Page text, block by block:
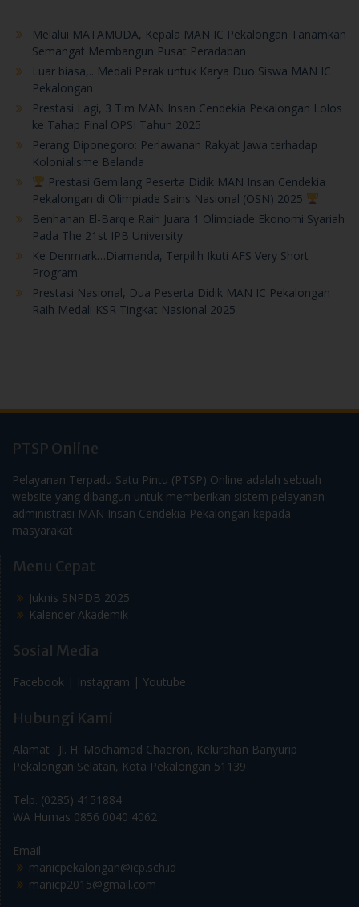
Melalui MATAMUDA, Kepala MAN IC Pekalongan Tanamkan
Semangat Membangun Pusat Peradaban
Luar biasa,.. Medali Perak untuk Karya Duo Siswa MAN IC
Pekalongan
Prestasi Lagi, 3 Tim MAN Insan Cendekia Pekalongan Lolos
ke Tahap Final OPSI Tahun 2025
Perang Diponegoro: Perlawanan Rakyat Jawa terhadap
Kolonialisme Belanda
Prestasi Gemilang Peserta Didik MAN Insan Cendekia
Pekalongan di Olimpiade Sains Nasional (OSN) 2025
Benhanan El-Barqie Raih Juara 1 Olimpiade Ekonomi Syariah
Pada The 21st IPB University
Ke Denmark…Diamanda, Terpilih Ikuti AFS Very Short
Program
Prestasi Nasional, Dua Peserta Didik MAN IC Pekalongan
Raih Medali KSR Tingkat Nasional 2025
PTSP Online
Pelayanan Terpadu Satu Pintu (PTSP) Online adalah sebuah
website yang dibangun untuk memberikan sistem pelayanan
administrasi MAN Insan Cendekia Pekalongan kepada
masyarakat
Menu Cepat
Juknis SNPDB 2025
Kalender Akademik
Sosial Media
Facebook | Instagram | Youtube
Hubungi Kami
Alamat : Jl. H. Mochamad Chaeron, Kelurahan Banyurip
Pekalongan Selatan, Kota Pekalongan 51139
Telp. (0285) 4151884
WA Humas 0856 0040 4062
Email:
manicpekalongan@icp.sch.id
manicp2015@gmail.com